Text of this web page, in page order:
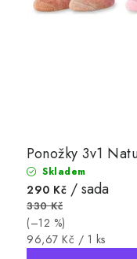
Ponožky 3v1
Skladem
290 Kč / sada
330 Kč
(–12 %)
Měrná
96,67 Kč / 1 ks